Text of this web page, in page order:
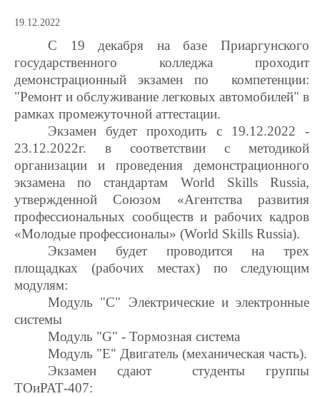
19.12.2022
С 19 декабря на базе Приаргунского
государственного колледжа проходит
демонстрационный экзамен по
компетенции:
"Ремонт и обслуживание легковых автомобилей" в
рамках промежуточной аттестации.
Экзамен будет проходить с 19.12.2022 -
23.12.2022г. в соответствии с методикой
организации и проведения демонстрационного
экзамена по стандартам World Skills Russia,
утвержденной Союзом «Агентства развития
профессиональных сообществ и рабочих кадров
«Молодые профессионалы» (World Skills Russia).
Экзамен будет проводится на трех
площадках (рабочих местах) по следующим
модулям:
Модуль "С" Электрические и электронные
системы
Модуль "G" - Тормозная система
Модуль "E" Двигатель (механическая часть).
Экзамен сдают студенты группы
ТОиРАТ-407: